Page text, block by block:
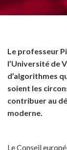
Le professeur
l’Université de
d’algorithmes
soient les
contribuer au
moderne.
Le Conseil